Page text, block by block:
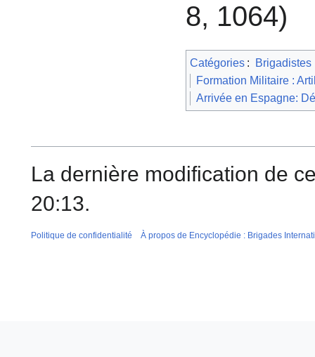
8, 1064)
Catégories :
Brigadistes
Formation Militaire :
Arrivée en Espagne:
La dernière modification de
20:13.
Politique de confidentialité À propos de Encyclopédie : Brigades